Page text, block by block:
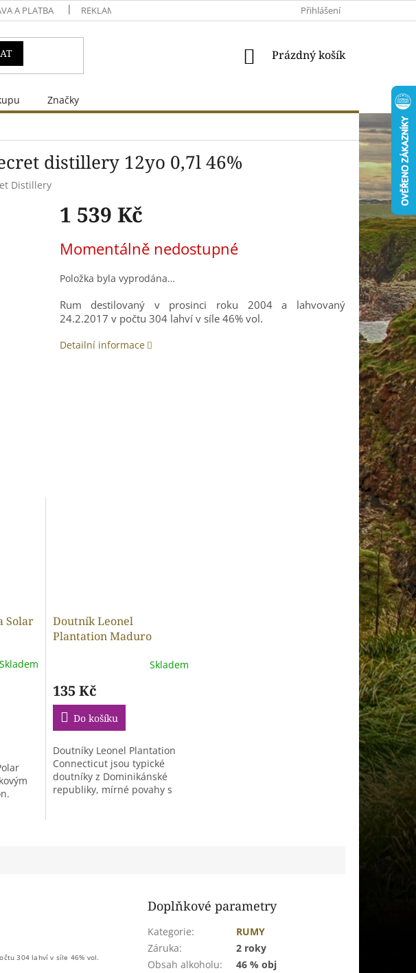
A PLATBA REKLAMACE A VRÁCENÍ VŠEOBECNÉ OBCHODNÍ
Přihlášení
NÁKUPNÍ
Prázdný košík
Značky
distillery 12yo 0,7l 46%
Distillery
1 539 Kč
cena:
Momentálně nedostupné
Položka byla vyprodána…
Rum destilovaný v prosinci roku 2004 a lahvovaný
24.2.2017 v počtu 304 lahví v síle 46% vol.
Detailní informace
Solar
Skladem
Doutník Leonel
Plantation Maduro
Skladem
135 Kč
Do košíku
Doutníky Leonel Plantation
Connecticut jsou typické
doutníky z Dominikánské
republiky, mírné povahy s
304 lahví v síle 46% vol.
Doplňkové parametry
Kategorie:
RUMY
Záruka:
2 roky
Obsah alkoholu:
46 % obj